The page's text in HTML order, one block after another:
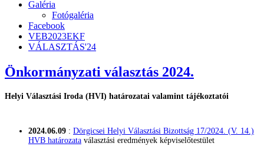
Galéria
Fotógaléria
Facebook
VEB2023EKF
VÁLASZTÁS'24
Önkormányzati választás 2024.
Helyi Választási Iroda (HVI) határozatai valamint tájékoztatói
2024.06.09 : Dörgicsei Helyi Választási Bizottság 17/2024. (V. 14.)
HVB határozata választási eredmények képviselőtestület